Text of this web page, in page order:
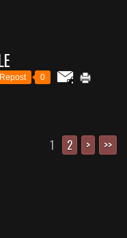
Repost 0
1 2 > >>